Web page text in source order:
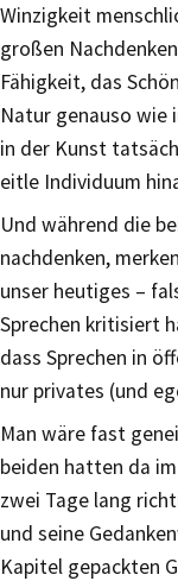
Winzigkeit
großen
Fähigkeit, das
Natur genauso wie
in der Kunst
eitle Individuum
Und während die
nachdenken,
unser heutiges –
Sprechen kritisiert
dass Sprechen in
nur privates (und
Man wäre fast
beiden hatten da
zwei Tage lang
und seine
Kapitel gepackten